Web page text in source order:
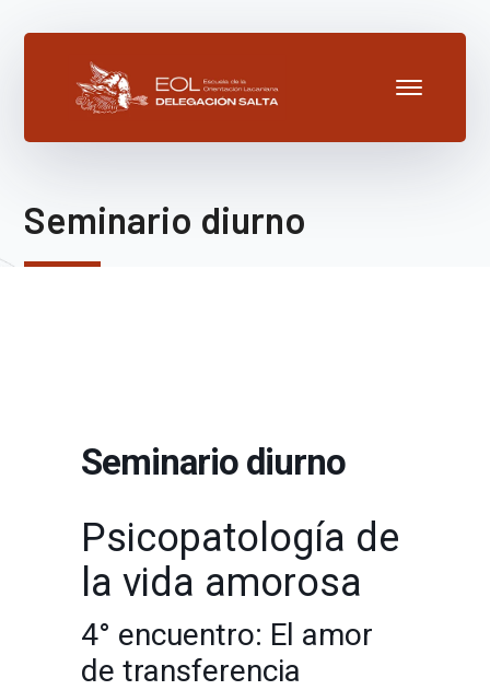
Seminario diurno
Seminario diurno
Psicopatología de
la vida amorosa
4° encuentro: El amor
de transferencia